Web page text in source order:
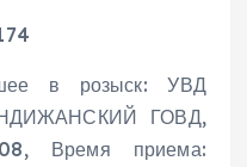
в розыск: УВД
ГОВД,
Время приема: